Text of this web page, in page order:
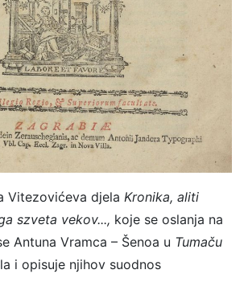
Vitezovićeva djela Kronika, aliti
szveta vekov..., koje se oslanja na
Antuna Vramca – Šenoa u Tumaču
i opisuje njihov suodnos